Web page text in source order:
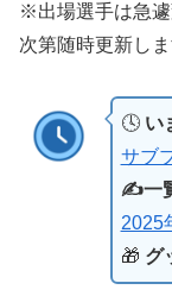
※出場選手は急遽
次第随時更新しま
🕓い
サブ
✍️一
2025
🎁 グ